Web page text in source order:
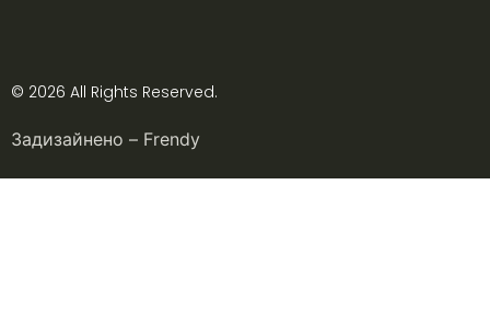
© 2026 All Rights Reserved.
Задизайнено – Frendy